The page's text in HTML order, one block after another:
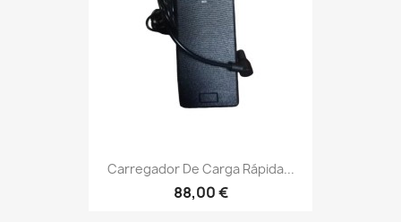
Carregador De Carga Rápida...
88,00 €